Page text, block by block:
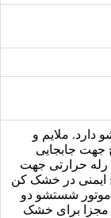
ملایم و
جهت جابجایی
رله حرارتی جهت
ایمنی در خشک کن
شستشو دو
برای خشک